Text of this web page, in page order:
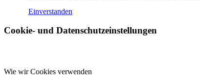
Einverstanden
Cookie- und Datenschutzeinstellungen
Wie wir Cookies verwenden